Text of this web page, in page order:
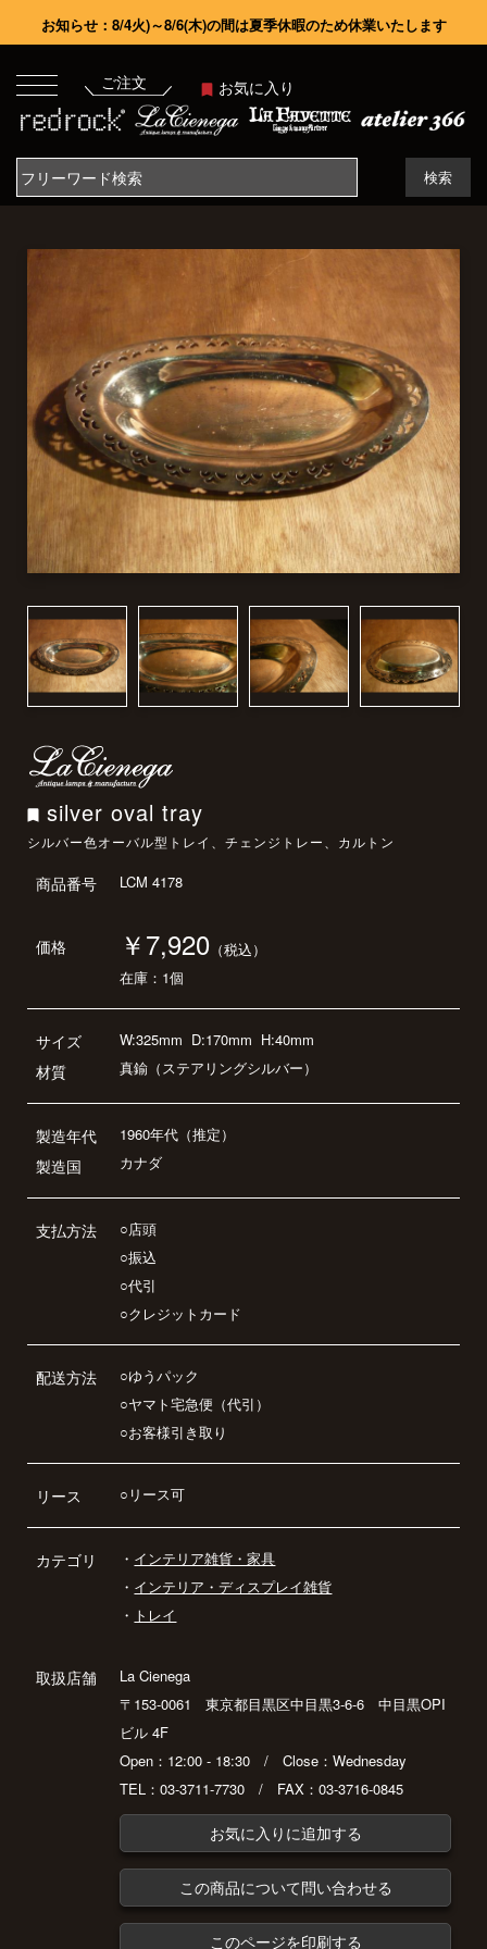
お知らせ：8/4火)～8/6(木)の間は夏季休暇のため休業いたします
ご注文 お気に入り
検索
silver oval tray
シルバー色オーバル型トレイ、チェンジトレー、カルトン
商品番号 LCM 4178
価格 ￥7,920 （税込）
在庫：1個
サイズ
材質
W:325mm D:170mm H:40mm
真鍮（ステアリングシルバー）
製造年代
製造国
1960年代（推定）
カナダ
支払方法
○店頭
○振込
○代引
○クレジットカード
配送方法
○ゆうパック
○ヤマト宅急便（代引）
○お客様引き取り
リース ○リース可
カテゴリ ・ インテリア雑貨・家具
・ インテリア・ディスプレイ雑貨
・ トレイ
取扱店舗
La Cienega
〒153-0061 東京都目黒区中目黒3-6-6 中目黒OPI
ビル 4F
Open：12:00 - 18:30 / Close：Wednesday
TEL：03-3711-7730 / FAX：03-3716-0845
お気に入りに追加する
この商品について問い合わせる
このページを印刷する